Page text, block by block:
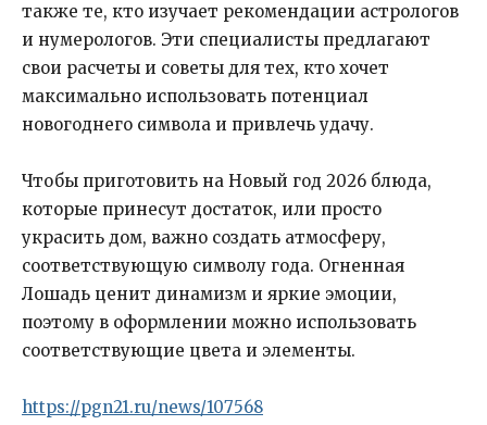
также те, кто изучает рекомендации астрологов
и нумерологов. Эти специалисты предлагают
свои расчеты и советы для тех, кто хочет
максимально использовать потенциал
новогоднего символа и привлечь удачу.
Чтобы приготовить на Новый год 2026 блюда,
которые принесут достаток, или просто
украсить дом, важно создать атмосферу,
соответствующую символу года. Огненная
Лошадь ценит динамизм и яркие эмоции,
поэтому в оформлении можно использовать
соответствующие цвета и элементы.
https://pgn21.ru/news/107568